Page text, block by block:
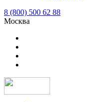
8 (800) 500 62 88
Москва